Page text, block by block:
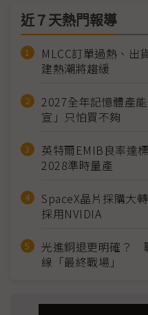
近７天熱門報導
MLCC訂單過熱、
建熱潮將趨緩
2027全年記憶體產
宣」只怕買不夠
英特爾EMIB良率達
2028準時量產
SpaceX晶片採購大
採用NVIDIA
光進銅退更明確？
線「最終戰場」